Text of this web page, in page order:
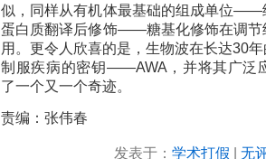
似，同样从有机体最基础的组成单位——
蛋白质翻译后修饰——糖基化修饰在调节
用。更令人欣喜的是，生物波在长达30
制服疾病的密钥——AWA，并将其广泛
了一个又一个奇迹。
责编：张伟春
发表于： 学术打假 无